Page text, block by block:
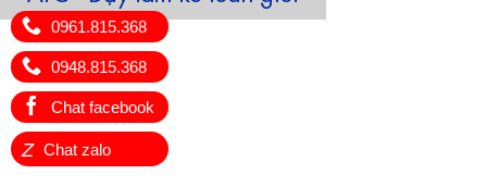
0961.815.368
0948.815.368
Chat facebook
Z Chat zalo